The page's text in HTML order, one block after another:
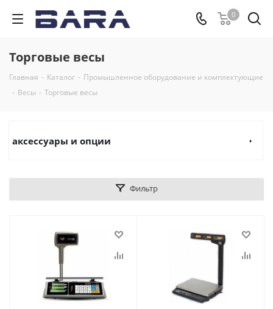
0
Торговые весы
Главная - Каталог - Промышленное оборудование и комплектующие
- Весы - Торговые весы
аксессуары и опции
Фильтр